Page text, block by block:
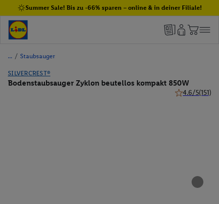
Summer Sale! Bis zu -66% sparen – online & in deiner Filiale!
/ Staubsauger
SILVERCREST®
Bodenstaubsauger Zyklon beutellos kompakt 850W
4.6/5(151)